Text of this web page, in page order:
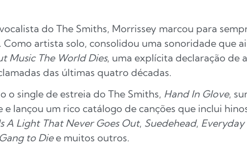
do The Smiths, Morrissey marcou para
Como artista solo, consolidou uma sonoridade que
Music The World Dies, uma explícita declaração de
das últimas quatro décadas.
o single de estreia do The Smiths, Hand In Glove,
e lançou um rico catálogo de canções que inclui
A Light That Never Goes Out, Suedehead, Everyday
to Diee muitos outros.